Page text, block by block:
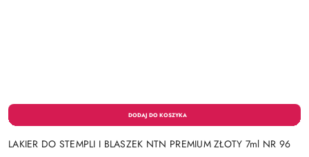
LAKIER DO STEMPLI I BLASZEK NTN PREMIUM ZŁOTY 7ml NR 96